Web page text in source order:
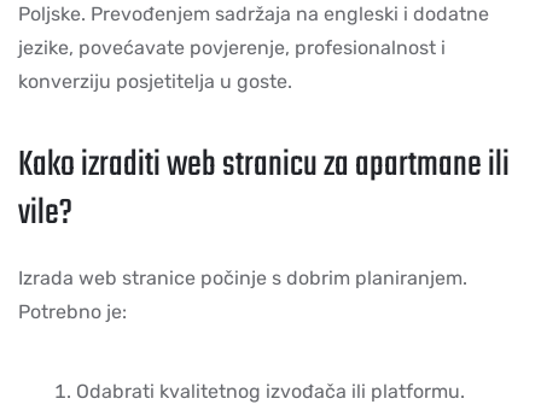
Poljske. Prevođenjem sadržaja na engleski i dodatne
jezike, povećavate povjerenje, profesionalnost i
konverziju posjetitelja u goste.
Kako izraditi web stranicu za apartmane ili
vile?
Izrada web stranice počinje s dobrim planiranjem.
Potrebno je:
Odabrati kvalitetnog izvođača ili platformu.